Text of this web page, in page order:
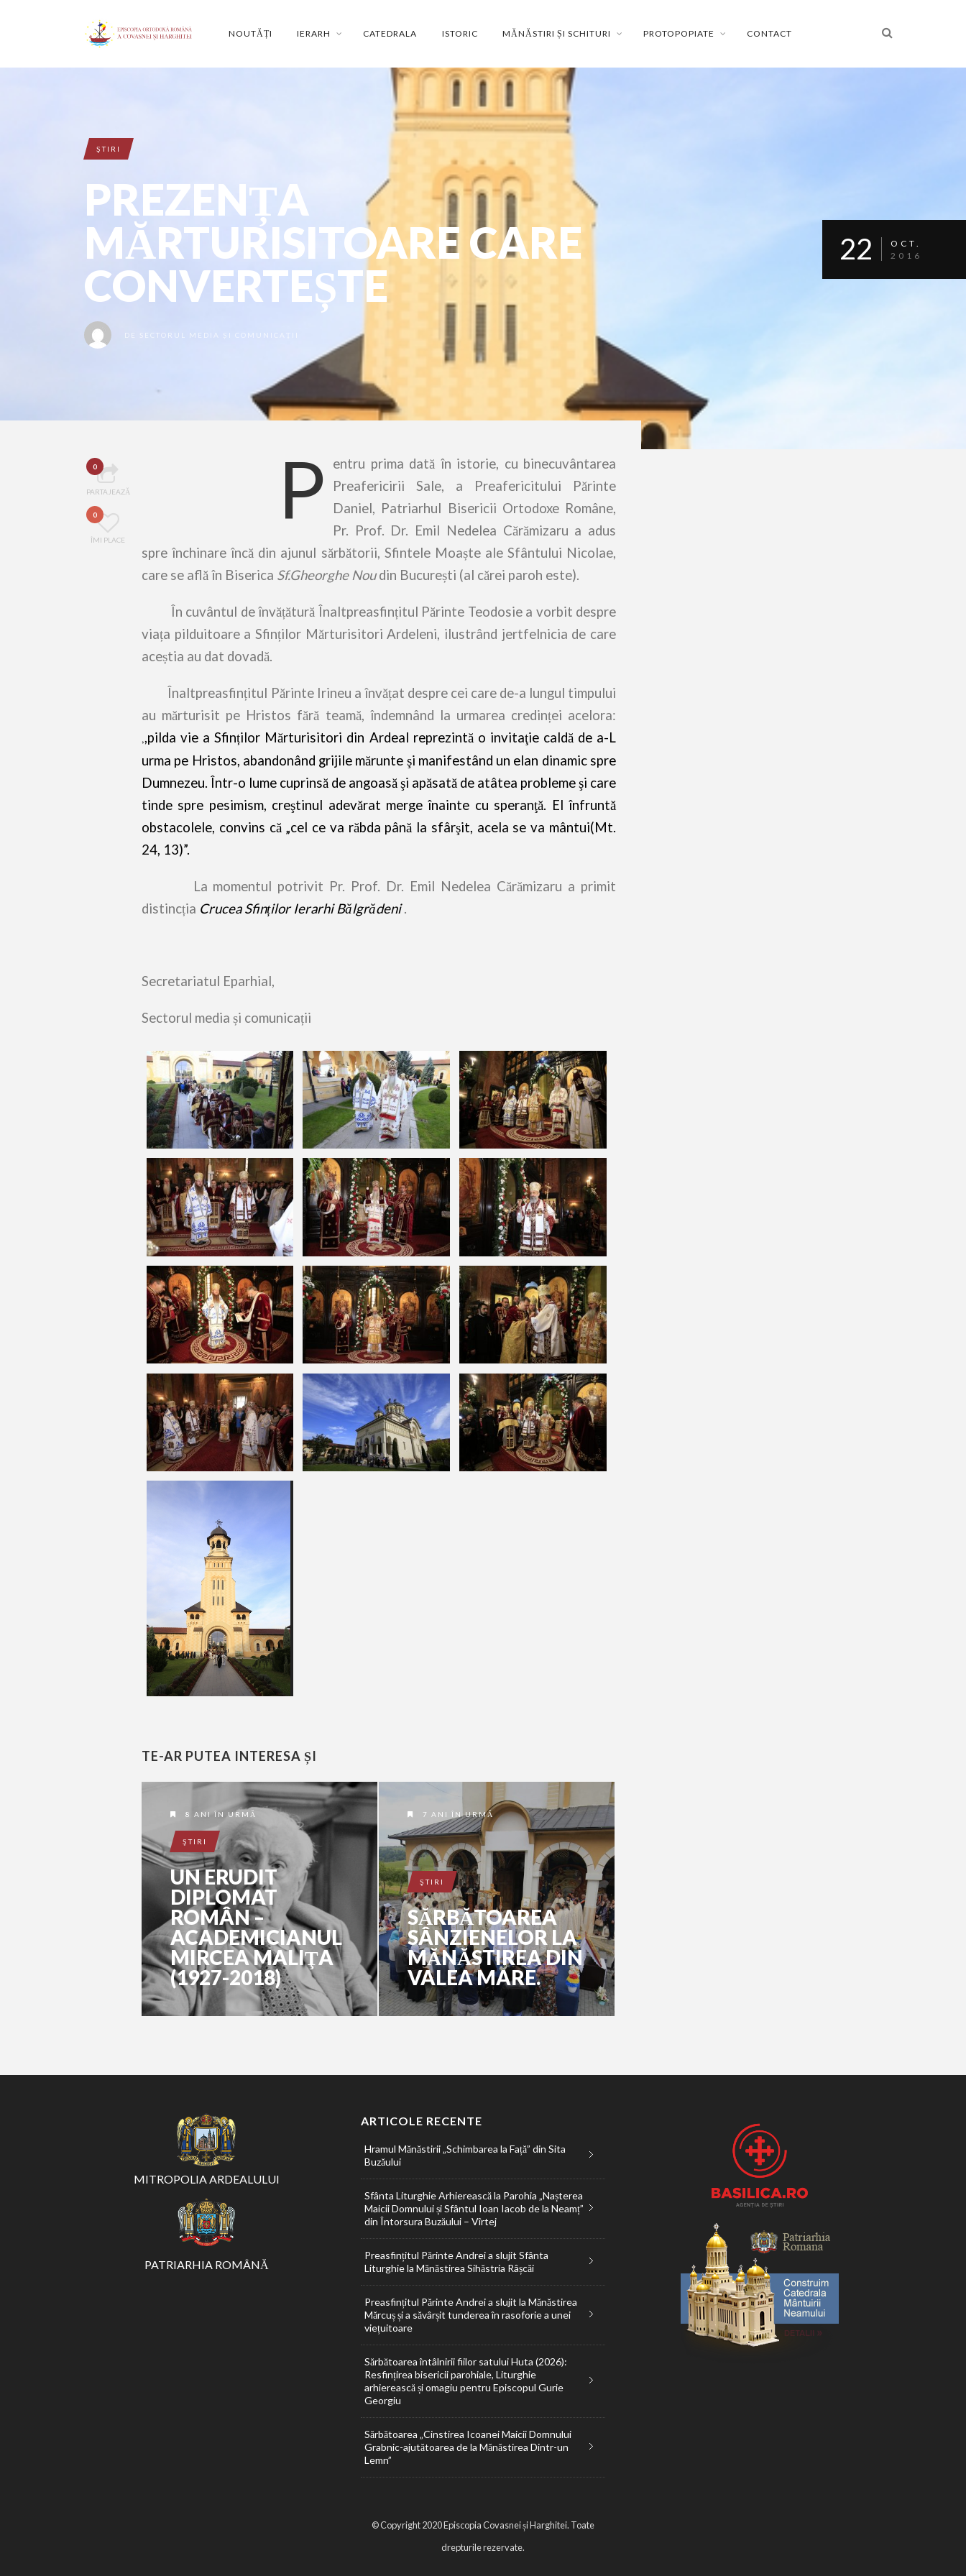
NOUTĂȚI IERARH CATEDRALA ISTORIC MĂNĂSTIRI ȘI SCHITURI PROTOPOPIATE CONTACT
ŞTIRI
PREZENȚA
MĂRTURISITOARE CARE
CONVERTEȘTE
DE SECTORUL MEDIA ȘI COMUNICAȚII
22
OCT.
2016
0
PARTAJEAZĂ
0
ÎMI PLACE
P
entru prima dată în istorie, cu binecuvântarea
Preafericirii Sale, a Preafericitului Părinte
Daniel, Patriarhul Bisericii Ortodoxe Române,
Pr. Prof. Dr. Emil Nedelea Cărămizaru a adus
spre închinare încă din ajunul sărbătorii, Sfintele Moaște ale Sfântului Nicolae,
care se află în Biserica Sf.Gheorghe Noudin București (al cărei paroh este).
În cuvântul de învățătură Înaltpreasfințitul Părinte Teodosie a vorbit despre
viața pilduitoare a Sfinților Mărturisitori Ardeleni, ilustrând jertfelnicia de care
aceștia au dat dovadă.
Înaltpreasfințitul Părinte Irineu a învățat despre cei care de-a lungul timpului
au mărturisit pe Hristos fără teamă, îndemnând la urmarea credinței acelora:
,,pilda vie a Sfinților Mărturisitori din Ardeal reprezintă o invitaţie caldă de a-L
urma pe Hristos, abandonând grijile mărunte şi manifestând un elan dinamic spre
Dumnezeu. Într-o lume cuprinsă de angoasă şi apăsată de atâtea probleme şi care
tinde spre pesimism, creştinul adevărat merge înainte cu speranţă. El înfruntă
obstacolele, convins că „cel ce va răbda până la sfârşit, acela se va mântui(Mt.
24, 13)”.
La momentul potrivit Pr. Prof. Dr. Emil Nedelea Cărămizaru a primit
distincția Crucea Sfinților Ierarhi Bălgrădeni.
Secretariatul Eparhial,
Sectorul media și comunicații
TE-AR PUTEA INTERESA ȘI
8 ANI ÎN URMĂ
ŞTIRI
UN ERUDIT
DIPLOMAT
ROMÂN –
ACADEMICIANUL
MIRCEA MALIŢA
(1927-2018)
7 ANI ÎN URMĂ
ŞTIRI
SĂRBĂTOAREA
SÂNZIENELOR LA
MĂNĂSTIREA DIN
VALEA MARE.
MITROPOLIA ARDEALULUI
PATRIARHIA ROMÂNĂ
ARTICOLE RECENTE
Hramul Mănăstirii „Schimbarea la Față” din Sita
Buzăului
Sfânta Liturghie Arhierească la Parohia „Nașterea
Maicii Domnului și Sfântul Ioan Iacob de la Neamț”
din Întorsura Buzăului – Vîrtej
Preasfințitul Părinte Andrei a slujit Sfânta
Liturghie la Mănăstirea Sihăstria Râșcăi
Preasfințitul Părinte Andrei a slujit la Mănăstirea
Mărcuș și a săvârșit tunderea în rasoforie a unei
viețuitoare
Sărbătoarea întâlnirii fiilor satului Huta (2026):
Resfințirea bisericii parohiale, Liturghie
arhierească și omagiu pentru Episcopul Gurie
Georgiu
Sărbătoarea „Cinstirea Icoanei Maicii Domnului
Grabnic-ajutătoarea de la Mănăstirea Dintr-un
Lemn”
© Copyright 2020 Episcopia Covasnei și Harghitei. Toate
drepturile rezervate.